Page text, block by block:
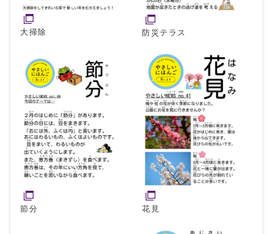
大掃除 防災テラス
節分 花見